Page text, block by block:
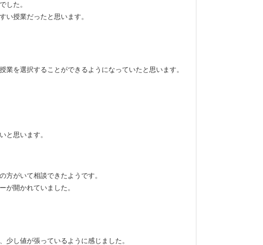
した。
い授業だったと思います。
を選択することができるようになっていたと思います。
と思います。
がいて相談できたようです。
が開かれていました。
し値が張っているように感じました。